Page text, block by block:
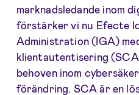
marknadsledande inom
förstärker vi nu Efecte
Administration (IGA)
klientautentisering
behoven inom
förändring. SCA är en